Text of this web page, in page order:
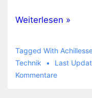
Netflix
Weiterlesen »
Tagged With
Technik
Last
Kommentare